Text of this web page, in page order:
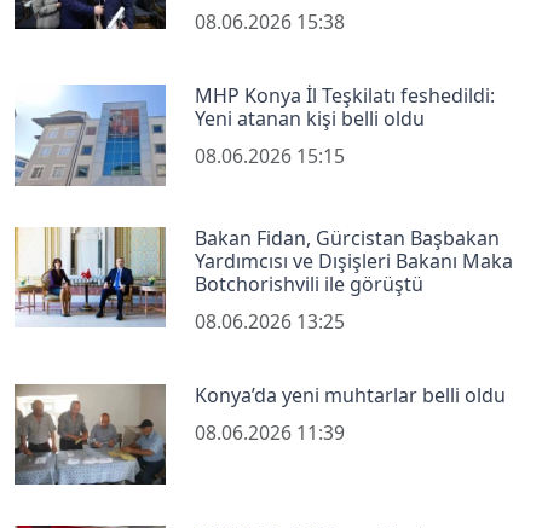
08.06.2026 15:38
MHP Konya İl Teşkilatı feshedildi:
Yeni atanan kişi belli oldu
08.06.2026 15:15
Bakan Fidan, Gürcistan Başbakan
Yardımcısı ve Dışişleri Bakanı Maka
Botchorishvili ile görüştü
08.06.2026 13:25
Konya’da yeni muhtarlar belli oldu
08.06.2026 11:39